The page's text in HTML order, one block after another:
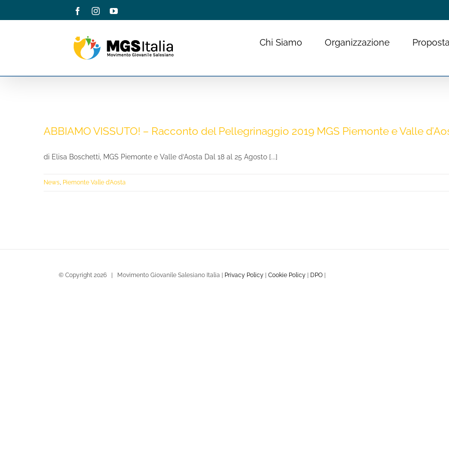
al
FacebookInstagramYouTube
Chi Siamo Organizzazione
ABBIAMO VISSUTO! – Racconto del Pellegrinaggio 2019 MGS Piemonte e Valle
di Elisa Boschetti, MGS Piemonte e Valle d’Aosta Dal 18 al 25 Agosto [...]
News, Piemonte Valle d'Aosta
© Copyright 2026 | Movimento Giovanile Salesiano Italia | Privacy Policy Cookie Policy DPO